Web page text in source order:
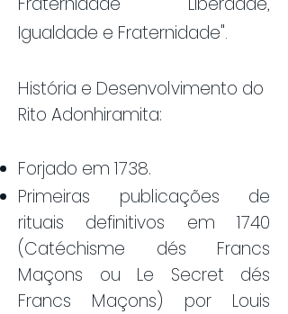
Igualdade e Fraternidade".
História e Desenvolvimento do
Rito Adonhiramita:
Forjado em 1738.
Primeiras publicações de
rituais definitivos em 1740
(Catéchisme dés Francs
Maçons ou Le Secret dés
Francs Maçons) por Louis